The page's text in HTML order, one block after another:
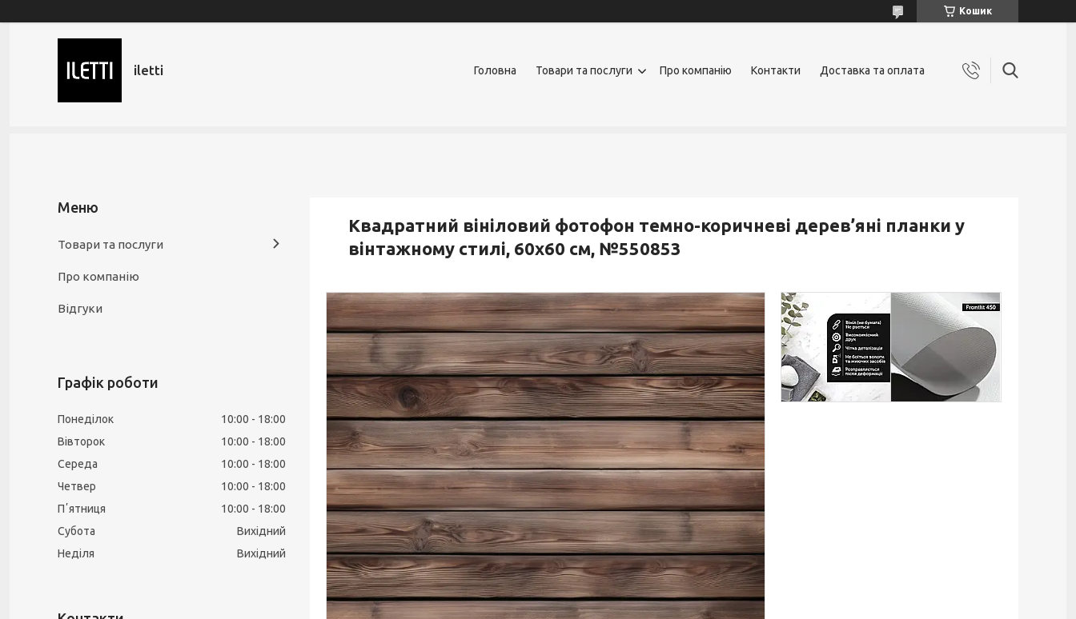
Кошик
iletti Головна Товари та послуги Про компанію Контакти Доставка та оплата
Квадратний вініловий фотофон темно-коричневі дерев’яні планки у
вінтажному стилі, 60x60 см, №550853
Товари та послуги
Про компанію
Відгуки
Графік роботи
Понеділок 10:00
18:00
Вівторок
10:00
18:00
Середа
10:00
18:00
Четвер
10:00
18:00
Пʼятниця
10:00
18:00
Субота
Вихідний
Неділя
Вихідний